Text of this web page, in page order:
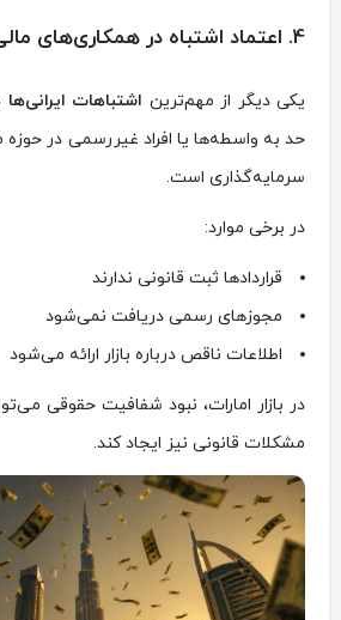
4. اعتماد اشتباه در همکاری‌های مالی
یکی دیگر از مهم‌ترین اشتباهات
حد به واسطه‌ها یا افراد غیررسمی در
سرمایه‌گذاری است.
در برخی موارد:
قراردادها ثبت قانونی ندارند
مجوزهای رسمی دریافت نمی‌شود
اطلاعات ناقص درباره بازار ارائه می‌شود
در بازار امارات، نبود شفافیت حقوقی
مشکلات قانونی نیز ایجاد کند.